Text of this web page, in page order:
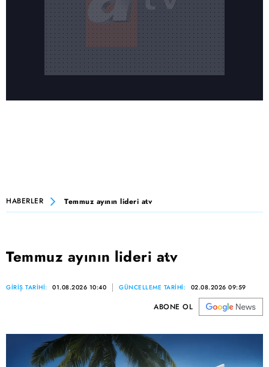
HABERLER Temmuz ayının lideri atv
Temmuz ayının lideri atv
GİRİŞ TARİHİ: 01.08.2026 10:40 GÜNCELLEME TARİHİ: 02.08.2026 09:59
ABONE OL